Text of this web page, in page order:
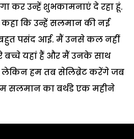
कर उन्हें शुभकामनाएं दे रहा हूं.
कि उन्हें सलमान की नई
बहुत पसंद आई. मैं उनसे कल नहीं
बच्चे यहां हैं और मैं उनके साथ
लेकिन हम तब सेलिब्रेट करेंगे जब
सलमान का बर्थडे एक महीने